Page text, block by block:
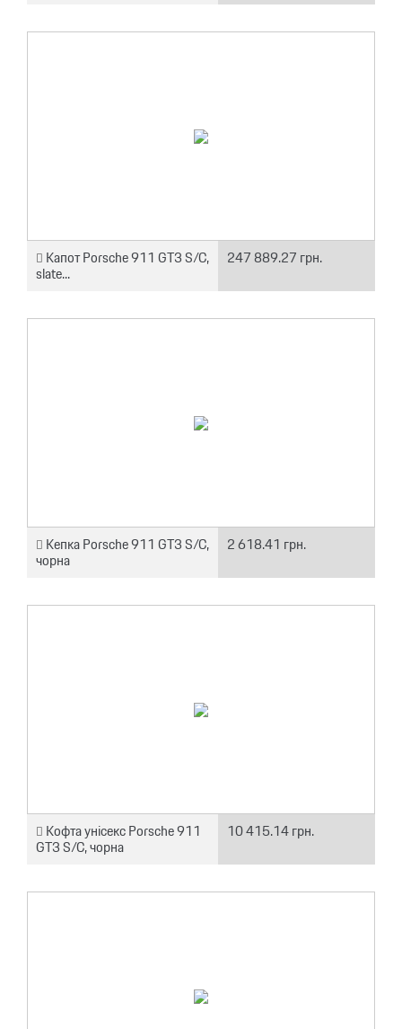
Капот Porsche 911 GT3 S/C,
slate...
247 889.27 грн.
Кепка Porsche 911 GT3 S/C,
чорна
2 618.41 грн.
Кофта унісекс Porsche 911
GT3 S/C, чорна
10 415.14 грн.